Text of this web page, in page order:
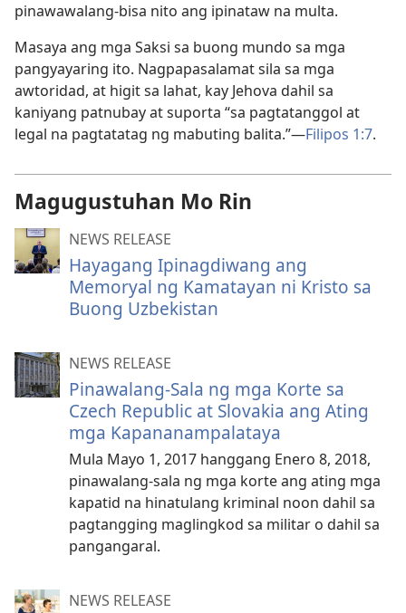
pinawawalang-bisa nito ang ipinataw na multa.
Masaya ang mga Saksi sa buong mundo sa mga
pangyayaring ito. Nagpapasalamat sila sa mga
awtoridad, at higit sa lahat, kay Jehova dahil sa
kaniyang patnubay at suporta “sa pagtatanggol at
legal na pagtatatag ng mabuting balita.”—Filipos 1:7.
Magugustuhan Mo Rin
NEWS RELEASE
Hayagang Ipinagdiwang ang
Memoryal ng Kamatayan ni Kristo sa
Buong Uzbekistan
NEWS RELEASE
Pinawalang-Sala ng mga Korte sa
Czech Republic at Slovakia ang Ating
mga Kapananampalataya
Mula Mayo 1, 2017 hanggang Enero 8, 2018,
pinawalang-sala ng mga korte ang ating mga
kapatid na hinatulang kriminal noon dahil sa
pagtangging maglingkod sa militar o dahil sa
pangangaral.
NEWS RELEASE